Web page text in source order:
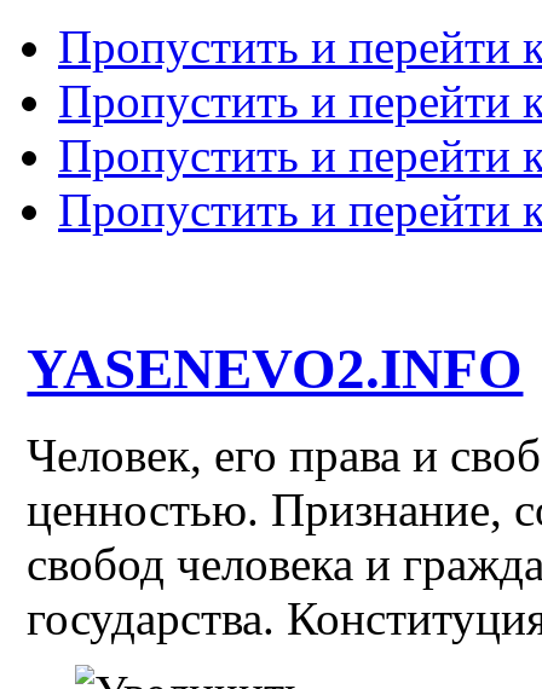
Пропустить и перейти
Пропустить и перейти
Пропустить и перейти
Пропустить и перейти
YASENEVO2.INFO
Человек, его права и
ценностью. Признание,
свобод человека и
государства.